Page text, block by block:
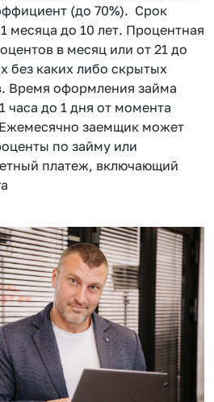
(до 70%). Срок
месяца до 10 лет. Процентная
в месяц или от 21 до
без каких либо скрытых
Время оформления займа
часа до 1 дня от момента
заемщик может
по займу или
платеж, включающий